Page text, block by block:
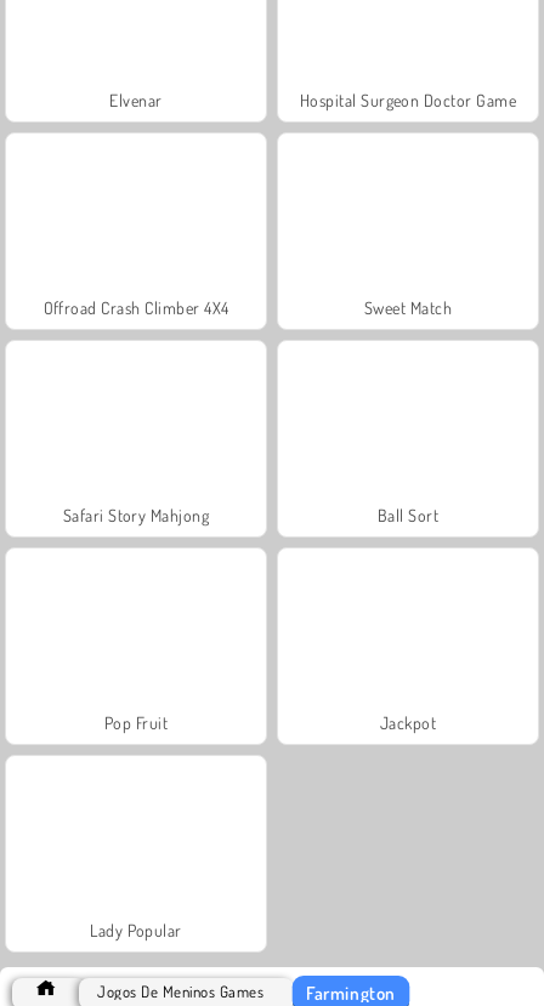
Elvenar Hospital Surgeon Doctor Game
Offroad Crash Climber 4X4 Sweet Match
Safari Story Mahjong Ball Sort
Pop Fruit Jackpot
Lady Popular
Jogos De Meninos Games Farmington